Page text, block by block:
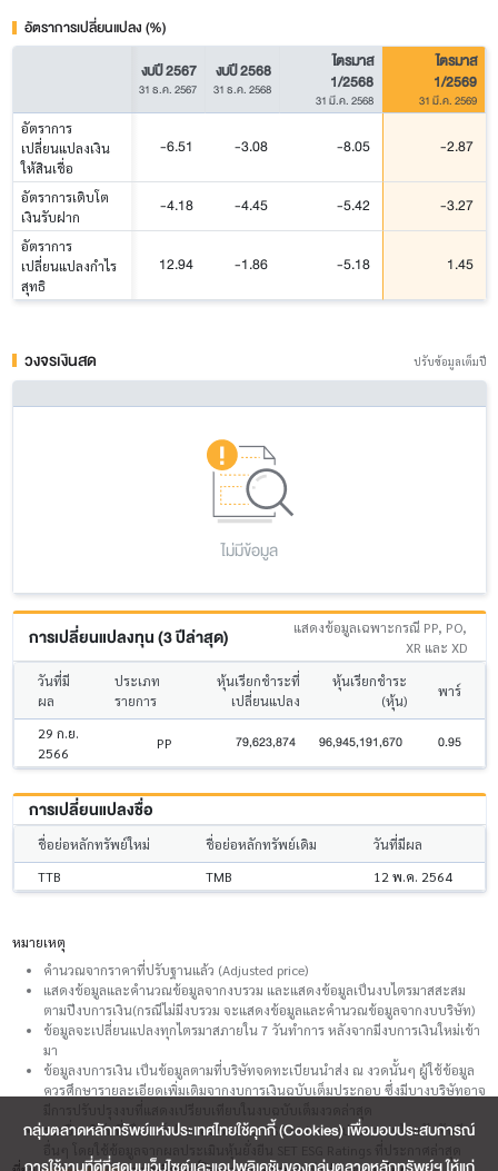
อัตราการเปลี่ยนแปลง (%)
งบปี 2567
31 ธ.ค. 2567
งบปี 2568
31 ธ.ค. 2568
ไตรมาส
1/2568
31 มี.ค. 2568
ไตรมาส
1/2569
31 มี.ค. 2569
อัตราการ
เปลี่ยนแปลงเงิน
ให้สินเชื่อ
-6.51 -3.08 -8.05 -2.87
อัตราการเติบโต
เงินรับฝาก
-4.18 -4.45 -5.42 -3.27
อัตราการ
เปลี่ยนแปลงกำไร
สุทธิ
12.94 -1.86 -5.18 1.45
วงจรเงินสด ปรับข้อมูลเต็มปี
ไม่มีข้อมูล
การเปลี่ยนแปลงทุน (3 ปีล่าสุด)
แสดงข้อมูลเฉพาะกรณี PP, PO,
XR และ XD
วันที่มี
ผล
ประเภท
รายการ
หุ้นเรียกชำระที่
เปลี่ยนแปลง
หุ้นเรียกชำระ
(หุ้น)
พาร์
29 ก.ย.
2566
PP 79,623,874 96,945,191,670 0.95
การเปลี่ยนแปลงชื่อ
ชื่อย่อหลักทรัพย์ใหม่ ชื่อย่อหลักทรัพย์เดิม
วันที่มีผล
TTB
TMB 12 พ.ค. 2564
หมายเหตุ
คำนวณจากราคาที่ปรับฐานแล้ว (Adjusted price)
แสดงข้อมูลและคำนวณข้อมูลจากงบรวม และแสดงข้อมูลเป็นงบไตรมาสสะสม
ตามปีงบการเงิน(กรณีไม่มีงบรวม จะแสดงข้อมูลและคำนวณข้อมูลจากงบบริษัท)
ข้อมูลจะเปลี่ยนแปลงทุกไตรมาสภายใน 7 วันทำการ หลังจากมีงบการเงินใหม่เข้า
มา
ข้อมูลงบการเงิน เป็นข้อมูลตามที่บริษัทจดทะเบียนนำส่ง ณ งวดนั้นๆ ผู้ใช้ข้อมูล
ควรศึกษารายละเอียดเพิ่มเติมจากงบการเงินฉบับเต็มประกอบ ซึ่งมีบางบริษัทอาจ
รายชื่อบริษัทที่เป็นองค์ประกอบของ SETESG Index จะประกาศพร้อมกับดัชนี
กลุ่มตลาดหลักทรัพย์แห่งประเทศไทยใช้คุกกี้ (Cookies) เพื่อมอบประสบการณ์